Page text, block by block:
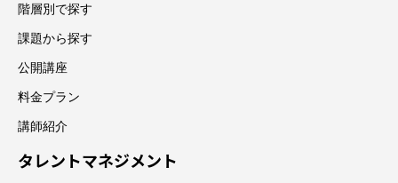
階層別で探す
課題から探す
公開講座
料金プラン
講師紹介
タレントマネジメント